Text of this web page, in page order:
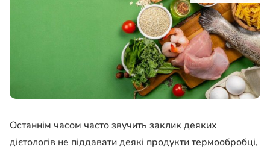
Останнім часом часто звучить заклик деяких
дієтологів не піддавати деякі продукти термообробці,